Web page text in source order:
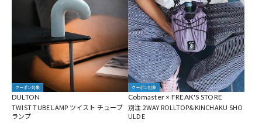
クーポン対象
DULTON
TWIST TUBE LAMP ツイスト チューブ
ランプ
クーポン対象
Cobmaster × FREAK'S STORE
別注 2WAY ROLLTOP&KINCHAKU SHO
ULDE